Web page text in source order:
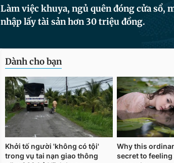
Làm việc khuya, ngủ quên đóng cửa sổ,
nhập lấy tài sản hơn 30 triệu đồng.